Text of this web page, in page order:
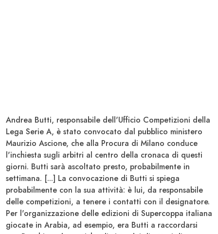
Andrea Butti, responsabile dell'Ufficio Competizioni della
Lega Serie A, è stato convocato dal pubblico ministero
Maurizio Ascione, che alla Procura di Milano conduce
l'inchiesta sugli arbitri al centro della cronaca di questi
giorni. Butti sarà ascoltato presto, probabilmente in
settimana. [...] La convocazione di Butti si spiega
probabilmente con la sua attività: è lui, da responsabile
delle competizioni, a tenere i contatti con il designatore.
Per l'organizzazione delle edizioni di Supercoppa italiana
giocate in Arabia, ad esempio, era Butti a raccordarsi